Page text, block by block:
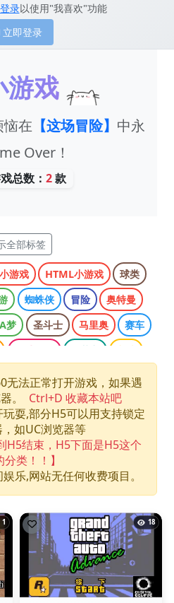
录以使用"我喜欢"功能
立即登录
游戏
恼在 【这场冒险】 中永
Over！
总数： 2款
全部标签
游戏 HTML小游戏
球类
蜘蛛侠 冒险
奥特曼
梦 圣斗士 马里奥
赛车
明之魂 哈利波特
忍者神龟
宝贝 最终幻想
洛克人
游戏王
无法正常打开游戏，如果遇
。
Ctrl+D 收藏本站吧
耍,部分H5可以用支持锁定
如UC浏览器等
H5结束，H5下面是H5这个
类！！】
乐,网站无任何收费项目。
1 18